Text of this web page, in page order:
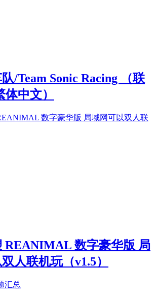
/Team Sonic Racing （联
中文）
REANIMAL 数字豪华版 局
人联机玩（v1.5）
汇总